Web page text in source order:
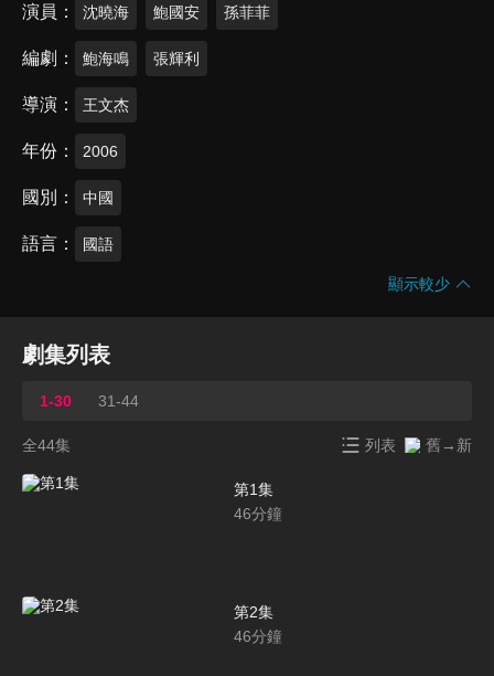
演員 沈曉海 鮑國安 孫菲菲
編劇 鮑海鳴 張輝利
導演 王文杰
年份 2006
國別 中國
語言 國語
顯示較少
劇集列表
1-30 31-44
全44集 列表 舊→新
第1集
46分鐘
第2集
46分鐘